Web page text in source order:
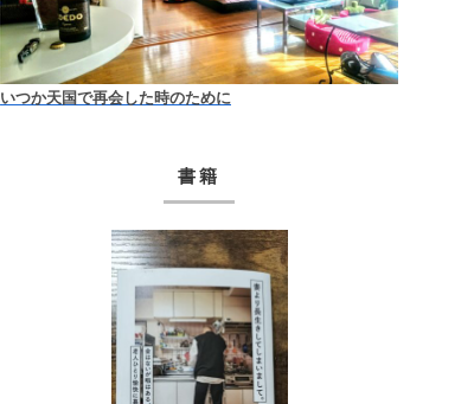
いつか天国で再会した時のために
書籍